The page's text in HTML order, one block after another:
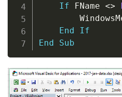
If FName <>
End
If
End
Sub